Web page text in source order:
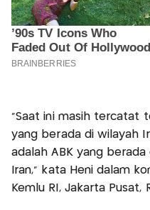
“Saat ini masih tercatat
yang berada di wilayah
adalah ABK yang
Iran,” kata Heni dalam
Kemlu RI, Jakarta Pusat,